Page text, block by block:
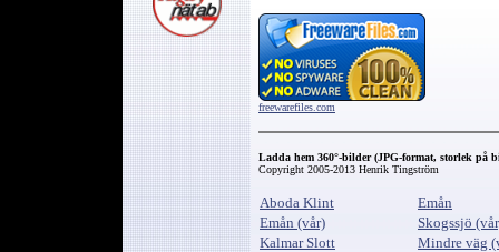
freewarefiles.com
Ladda hem 360°-bilder (JPG-format, storlek på
Copyright 2005-2013 Henrik Tingström
Aboda Klint
Emån
Emån (vår)
Skogssjö
Kalmar Slott
Mindre väg